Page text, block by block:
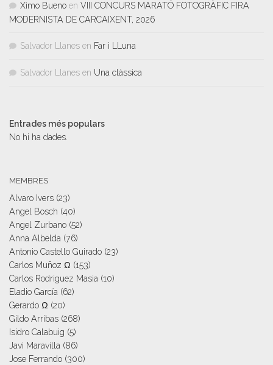
Ximo Bueno en VIII CONCURS MARATÓ FOTOGRÀFIC FIRA
MODERNISTA DE CARCAIXENT, 2026
Salvador Llanes en Far i LLuna
Salvador Llanes en Una clàssica
Entrades més populars
No hi ha dades.
MEMBRES
Alvaro Ivers (23)
Angel Bosch (40)
Angel Zurbano (52)
Anna Albelda (76)
Antonio Castello Guirado (23)
Carlos Muñoz Ω (153)
Carlos Rodriguez Masia (10)
Eladio García (62)
Gerardo Ω (20)
Gildo Arribas (268)
Isidro Calabuig (5)
Javi Maravilla (86)
Jose Ferrando (300)